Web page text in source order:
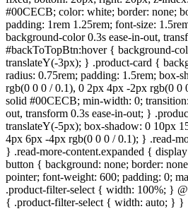
#00CECB; color: white; border: none;
padding: 1rem 1.25rem; font-size:
background-color 0.3s ease-in-out,
#backToTopBtn:hover { background-
translateY(-3px); } .product-card {
radius: 0.75rem; padding: 1.5rem; box-
rgb(0 0 0 / 0.1), 0 2px 4px -2px rgb(0 0
solid #00CECB; min-width: 0;
out, transform 0.3s ease-in-out; }
translateY(-5px); box-shadow: 0 10px
4px 6px -4px rgb(0 0 0 / 0.1); } .read-
} .read-more-content.expanded {
button { background: none; border:
pointer; font-weight: 600; padding: 0;
.product-filter-select { width: 100%; }
{ .product-filter-select { width: auto; } }